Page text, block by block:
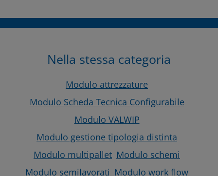
Nella stessa categoria
Modulo attrezzature
Modulo Scheda Tecnica Configurabile
Modulo VALWIP
Modulo gestione tipologia distinta
Modulo multipallet Modulo schemi
Modulo semilavorati Modulo work flow